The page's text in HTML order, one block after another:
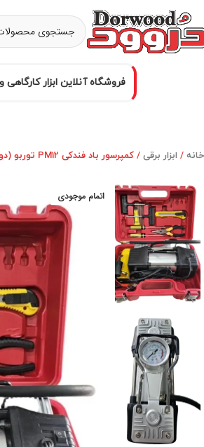
فروشگاه آنلاین ابزار
خانه ابزار برقی کمپرسور باد فندکی PM12 توربو (دو سیلندر)
اتمام موجودی